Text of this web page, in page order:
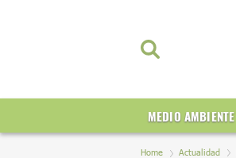
MEDIO AMBIENTE
Home Actualidad